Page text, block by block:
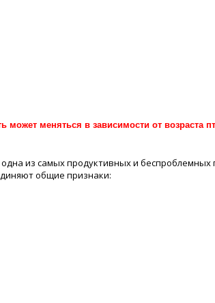
меняться в зависимости от возраста
из самых продуктивных и беспроблемных
общие признаки: